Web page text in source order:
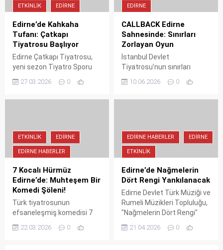
ETKINLIK EDIRNE
Edirne’de Kahkaha
Tufanı: Çatkapı
Tiyatrosu Başlıyor
Edirne Çatkapı Tiyatrosu,
yeni sezon Tiyatro Sporu
2022'den beri Edirne'de
27.03.2026 0
EDIRNE
CALLBACK Edirne
Sahnesinde: Sınırları
Zorlayan Oyun
İstanbul Devlet
Tiyatrosu’nun sınırları
komediyi harmanlayan tek
10.06.2026 0
ETKINLIK EDIRNE
EDIRNE HABERLER
7 Kocalı Hürmüz
Edirne’de: Muhteşem Bir
Komedi Şöleni!
Türk tiyatrosunun
efsaneleşmiş komedisi 7
Kocalı Hürmüz, Tiyatro
Kafe’nin 25 kişilik dev
22.03.2026 0
EDIRNE HABERLER EDIRNE
ETKINLIK
Edirne’de Nağmelerin
Dört Rengi Yankılanacak
Edirne Devlet Türk Müziği ve
Rumeli Müzikleri Topluluğu,
"Nağmelerin Dört Rengi"
konseriyle 21 Nisan'da
sahne alıyor. Müzeyyen
21.04.2026 0